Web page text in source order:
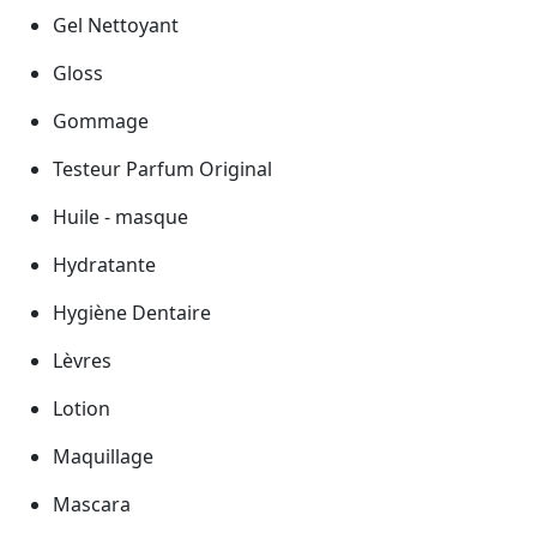
Gel Nettoyant
Gloss
Gommage
Testeur Parfum Original
Huile - masque
Hydratante
Hygiène Dentaire
Lèvres
Lotion
Maquillage
Mascara